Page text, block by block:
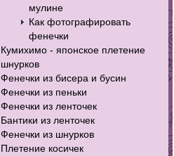
мулине
Как фотографировать
фенечки
Кумихимо - японское плетение
шнурков
Фенечки из бисера и бусин
Фенечки из пеньки
Фенечки из ленточек
Бантики из ленточек
Фенечки из шнурков
Плетение косичек